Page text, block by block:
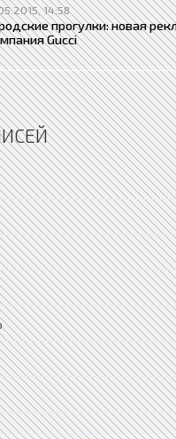
14:58
прогулки: новая
Gucci